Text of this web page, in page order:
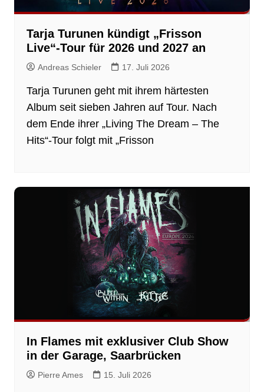
Tarja Turunen kündigt „Frisson
Live“-Tour für 2026 und 2027 an
Andreas Schieler 17. Juli 2026
Tarja Turunen geht mit ihrem härtesten
Album seit sieben Jahren auf Tour. Nach
dem Ende ihrer „Living The Dream – The
Hits“-Tour folgt mit „Frisson
In Flames mit exklusiver Club Show
in der Garage, Saarbrücken
Pierre Ames 15. Juli 2026